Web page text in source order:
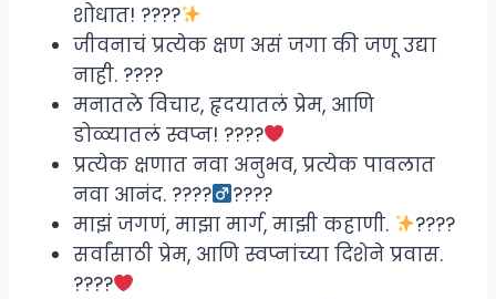
शोधात! ????
जीवनाचं प्रत्येक क्षण असं जगा की जणू उद्या
नाही. ????
मनातले विचार, हृदयातलं प्रेम, आणि
डोळ्यातलं स्वप्न! ????
प्रत्येक क्षणात नवा अनुभव, प्रत्येक पावलात
नवा आनंद. ????‍
????
माझं जगणं, माझा मार्ग, माझी कहाणी.
????
सर्वांसाठी प्रेम, आणि स्वप्नांच्या दिशेने प्रवास.
????